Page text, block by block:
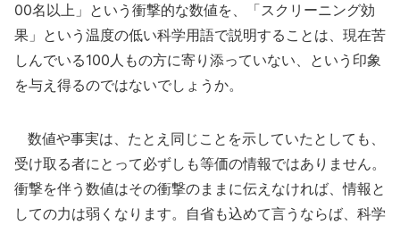
00名以上」という衝撃的な数値を、「スクリーニング効
果」という温度の低い科学用語で説明することは、現在苦
しんでいる100人もの方に寄り添っていない、という印象
を与え得るのではないでしょうか。
数値や事実は、たとえ同じことを示していたとしても、
受け取る者にとって必ずしも等価の情報ではありません。
衝撃を伴う数値はその衝撃のままに伝えなければ、情報と
しての力は弱くなります。自省も込めて言うならば、科学